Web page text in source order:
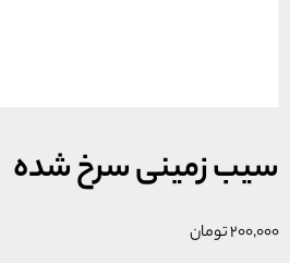
سیب زمینی سرخ شده
۲۰۰,۰۰۰تومان